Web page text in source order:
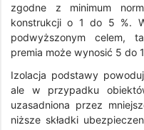
zgodne z minimum
konstrukcji o 1 do 5 %.
podwyższonym celem,
premia może wynosić 5 do
Izolacja podstawy
ale w przypadku
uzasadniona przez
niższe składki